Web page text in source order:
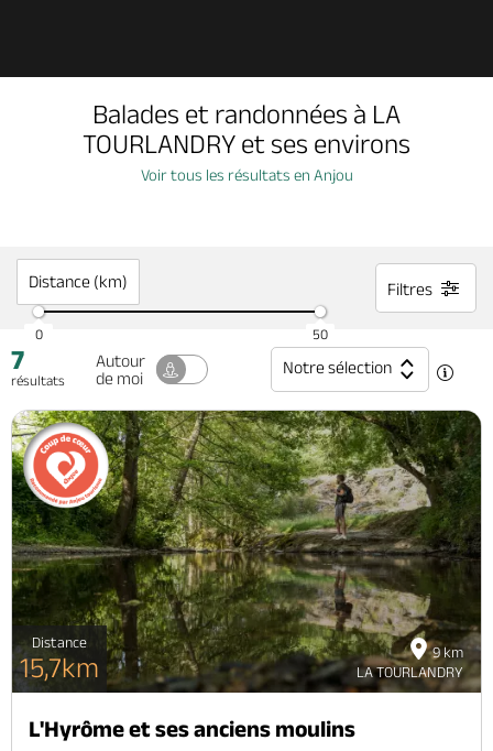
À voir, à faire
Dormir, manger
Séjours, cadeaux
Billetterie en ligne
Brochures & Cartes Offices de tourisme Comment venir ? Ecrivez-nous
Balades et randonnées à LA
TOURLANDRY et ses environs
Voir tous les résultats en Anjou
Distance (km)
0 50
Filtres
7
résultats
Autour
de moi
Notre sélection
9 km
LA TOURLANDRY
Distance
15,7km
L'Hyrôme et ses anciens moulins